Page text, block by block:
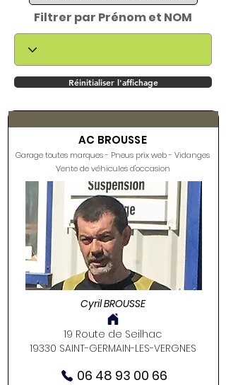
Filtrer par Prénom et NOM
Réinitialiser l'affichage
AC BROUSSE
Garage toutes marques - Pneus prix web - Vidanges
Vente de véhicules d'occasion
Cyril BROUSSE
19 Route de Seilhac
19330 SAINT-GERMAIN-LES-VERGNES
06 48 93 00 66